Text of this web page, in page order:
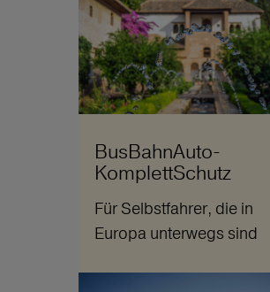
BusBahnAuto-
KomplettSchutz
Für Selbstfahrer, die in
Europa unterwegs sind